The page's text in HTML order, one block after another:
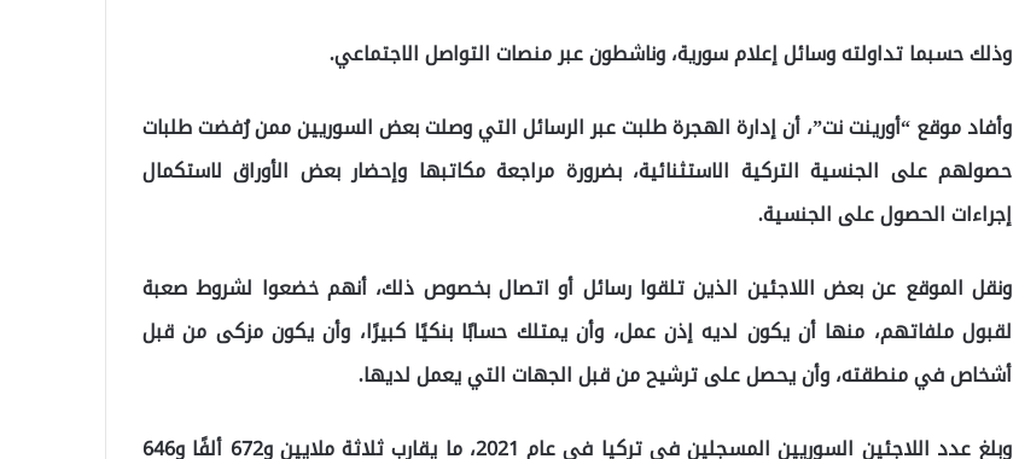
وذلك حسبما تداولته وسائل إعلام سورية، وناشطون عبر منصات التواصل الاجتماعي.
وأفاد موقع “أورينت نت”، أن إدارة الهجرة طلبت عبر الرسائل التي وصلت بعض السوريين ممن رُفضت طلبات
حصولهم على الجنسية التركية الاستثنائية، بضرورة مراجعة مكاتبها وإحضار بعض الأوراق لاستكمال
إجراءات الحصول على الجنسية.
ونقل الموقع عن بعض اللاجئين الذين تلقوا رسائل أو اتصال بخصوص ذلك، أنهم خضعوا لشروط صعبة
لقبول ملفاتهم، منها أن يكون لديه إذن عمل، وأن يمتلك حسابًا بنكيًا كبيرًا، وأن يكون مزكى من قبل
أشخاص في منطقته، وأن يحصل على ترشيح من قبل الجهات التي يعمل لديها.
وبلغ عدد اللاجئين السوريين المسجلين في تركيا في عام 2021، ما يقارب ثلاثة ملايين و672 ألفًا و646